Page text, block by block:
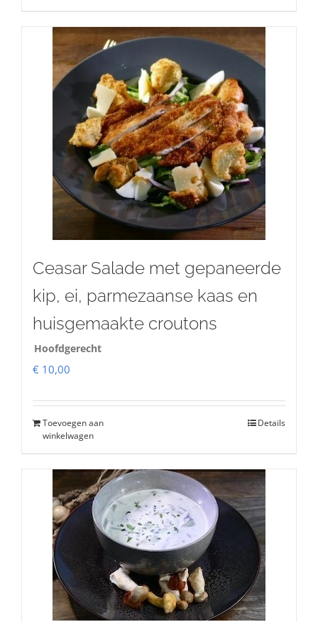
Ceasar Salade met gepaneerde
kip, ei, parmezaanse kaas en
huisgemaakte croutons
Hoofdgerecht
€ 10,00
Toevoegen aan
winkelwagen
Details